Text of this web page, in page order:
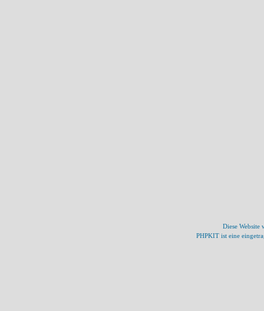
Diese Website
PHPKIT ist eine